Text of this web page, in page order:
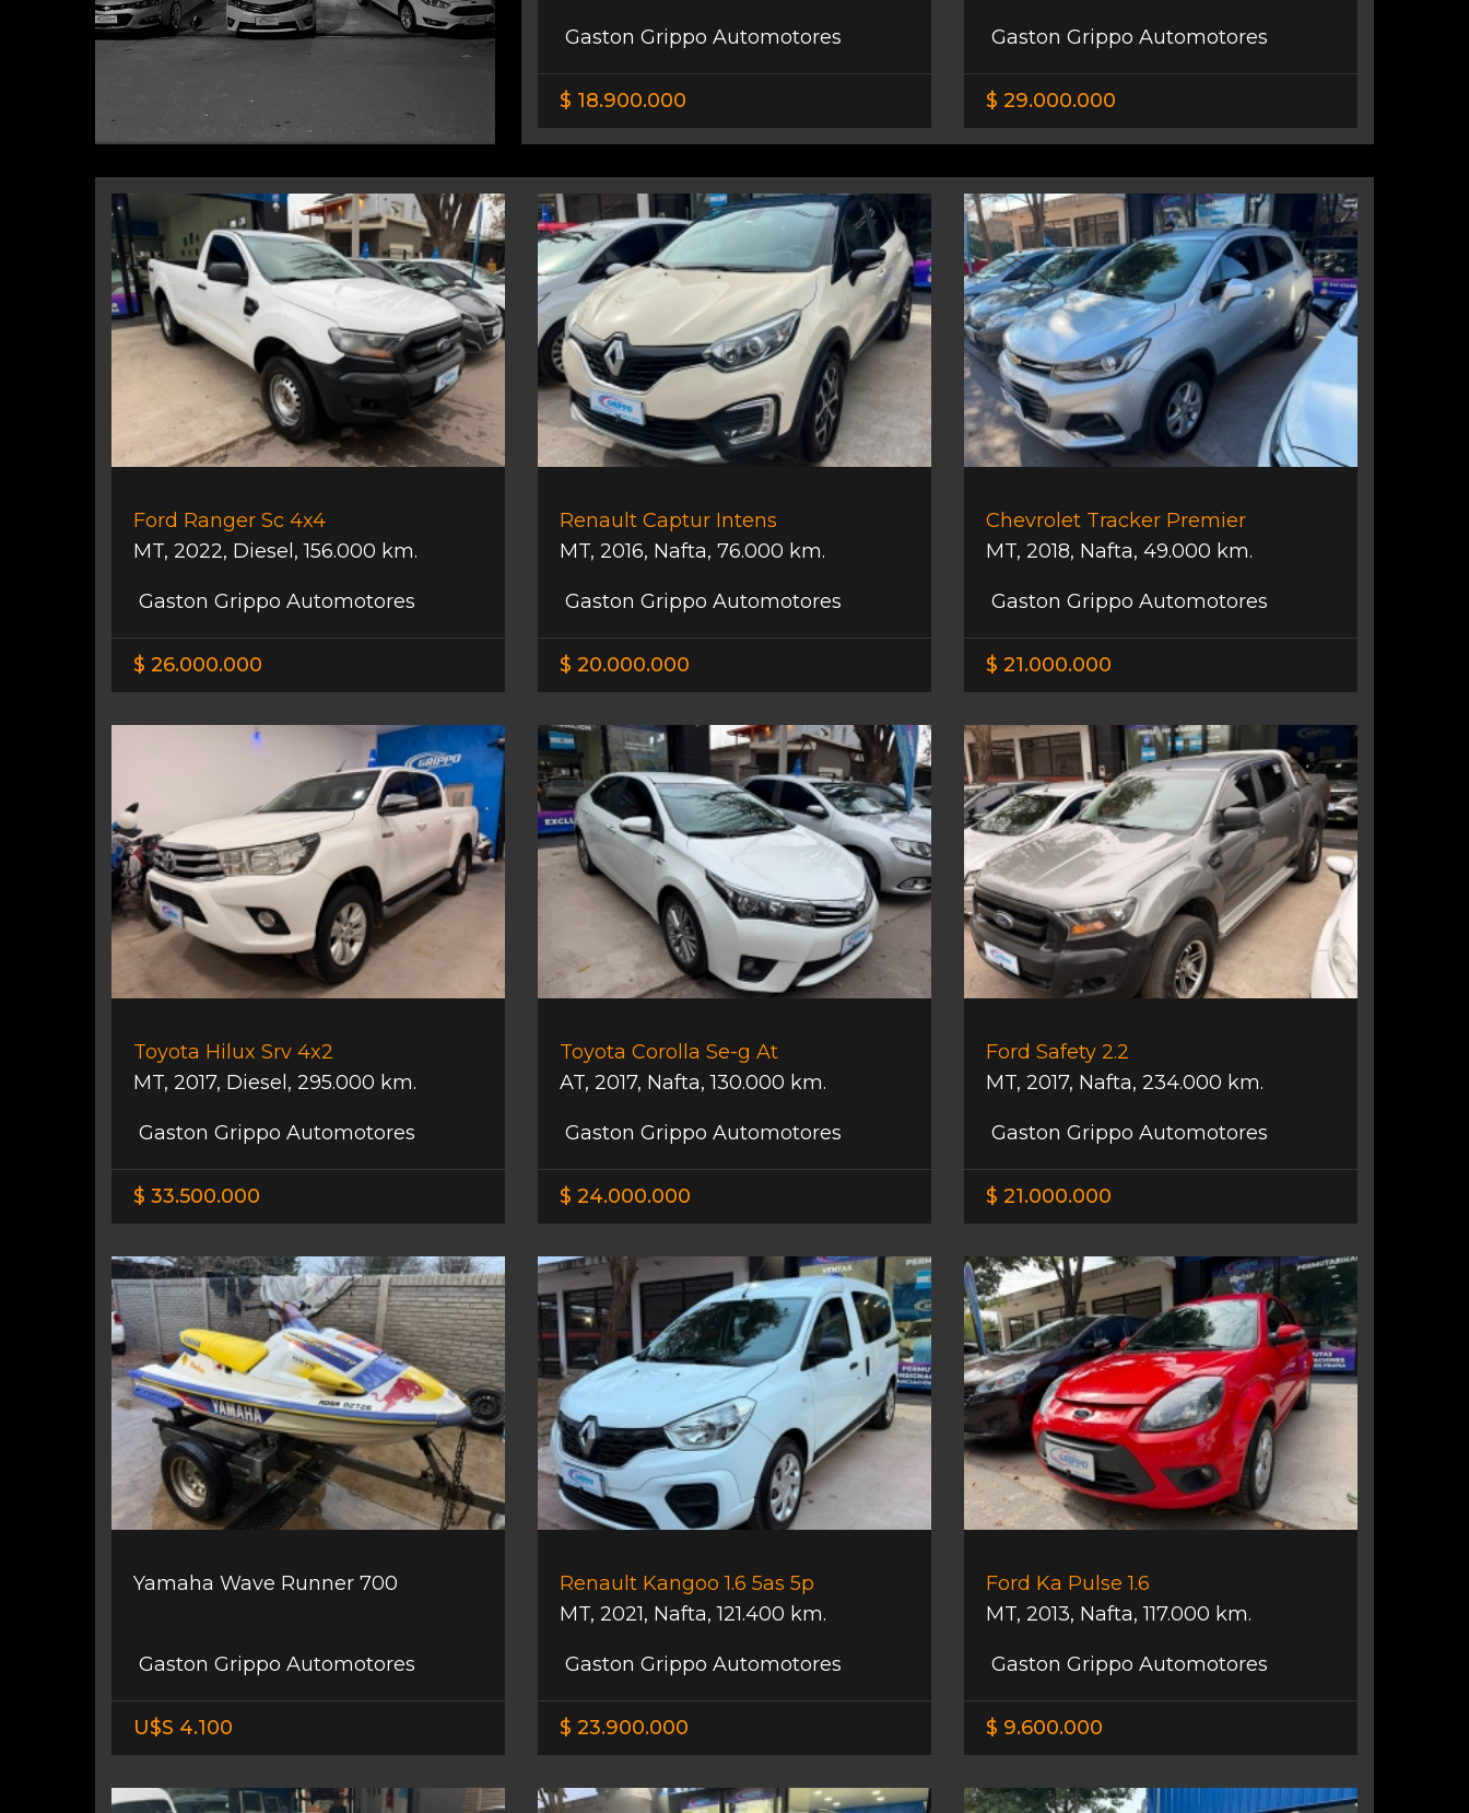
Gaston Grippo Automotores
$ 18.900.000
Gaston Grippo Automotores
$ 29.000.000
Ford Ranger Sc 4x4
MT, 2022, Diesel ,156.000 km.
Gaston Grippo Automotores
$ 26.000.000
Renault Captur Intens
MT, 2016, Nafta, 76.000 km.
Gaston Grippo Automotores
$ 20.000.000
Chevrolet Tracker Premier
MT, 2018, Nafta, 49.000 km.
Gaston Grippo Automotores
$ 21.000.000
Toyota Hilux Srv 4x2
MT, 2017, Diesel , 295.000 km.
Gaston Grippo Automotores
$ 33.500.000
Toyota Corolla Se-g At
AT, 2017, Nafta,130.000 km.
Gaston Grippo Automotores
$ 24.000.000
Ford Safety 2.2
MT, 2017, Nafta, 234.000 km.
Gaston Grippo Automotores
$ 21.000.000
Yamaha Wave Runner 700
Gaston Grippo Automotores
U$S 4.100
Renault Kangoo 1.6 5as 5p
MT, 2021, Nafta,121.400 km.
Gaston Grippo Automotores
$ 23.900.000
Ford Ka Pulse 1.6
MT, 2013, Nafta,117.000 km.
Gaston Grippo Automotores
$ 9.600.000